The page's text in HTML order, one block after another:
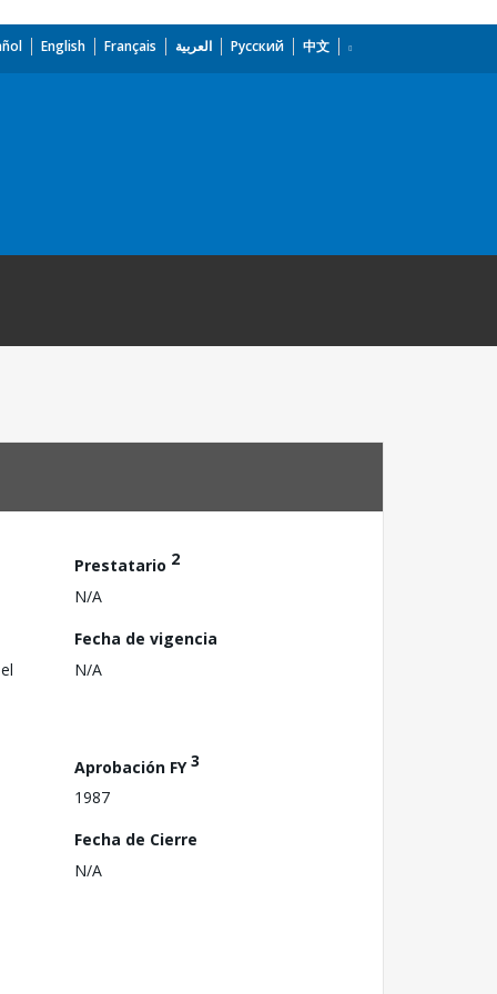
English Français العربية Русский 中文
Prestatario 2
N/A
Fecha de vigencia
N/A
Aprobación FY3
1987
Fecha de Cierre
N/A